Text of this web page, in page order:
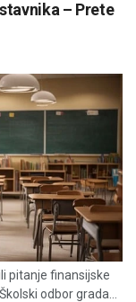
– Prete
pitanje finansijske
odbor grada...